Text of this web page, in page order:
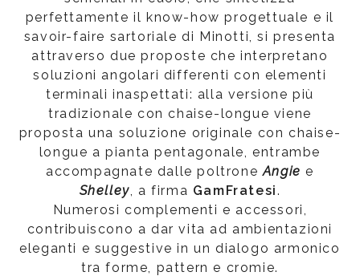
perfettamente il know-how progettuale e il
savoir-faire sartoriale di Minotti, si presenta
attraverso due proposte che interpretano
soluzioni angolari differenti con elementi
terminali inaspettati: alla versione più
tradizionale con chaise-longue viene
proposta una soluzione originale con chaise-
longue a pianta pentagonale, entrambe
accompagnate dalle poltroneAngie e
Shelley, a firma GamFratesi.
Numerosi complementi e accessori,
contribuiscono a dar vita ad ambientazioni
eleganti e suggestive in un dialogo armonico
tra forme, pattern e cromie.